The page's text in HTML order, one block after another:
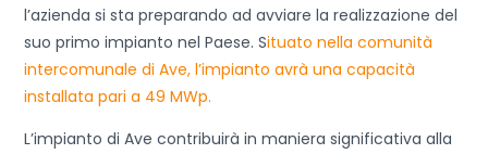
l’azienda si sta preparando ad avviare la realizzazione del
suo primo impianto nel Paese. Situato nella comunità
intercomunale di Ave, l’impianto avrà una capacità
installata pari a 49 MWp.
L’impianto di Ave contribuirà in maniera significativa alla